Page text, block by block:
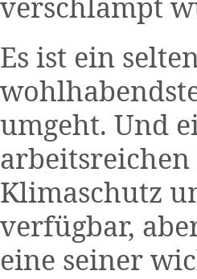
Es ist ein
umgeht. Und
Klimaschutz
verfügbar,
eine seiner